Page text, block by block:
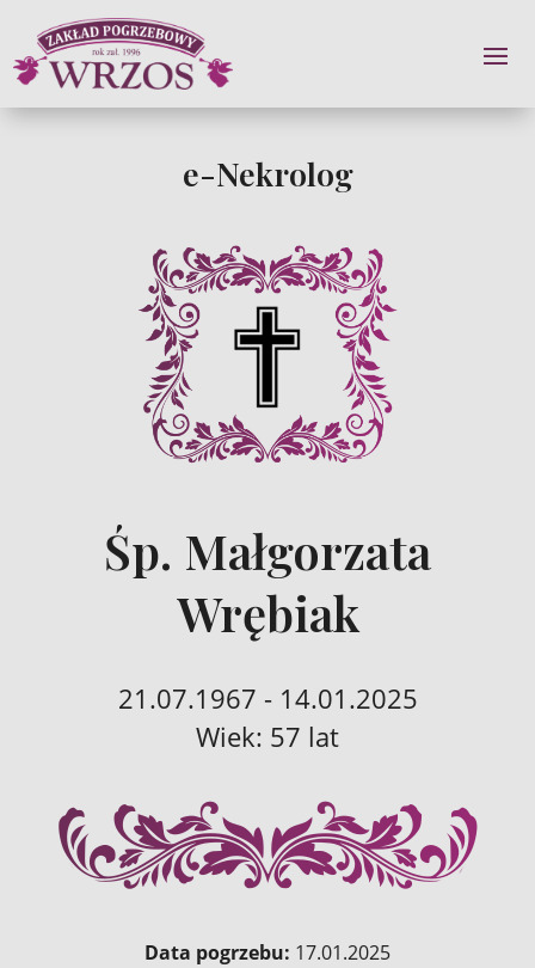
e-Nekrolog
Śp. Małgorzata
Wrębiak
21.07.1967 - 14.01.2025
Wiek: 57 lat
Data pogrzebu: 17.01.2025